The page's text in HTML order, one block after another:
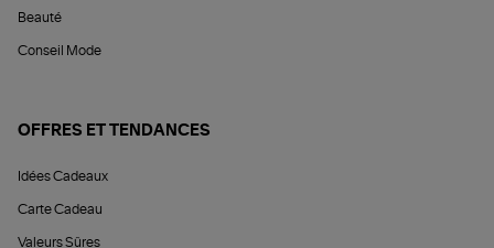
Beauté
Conseil Mode
OFFRES ET TENDANCES
Idées Cadeaux
Carte Cadeau
Valeurs Sûres